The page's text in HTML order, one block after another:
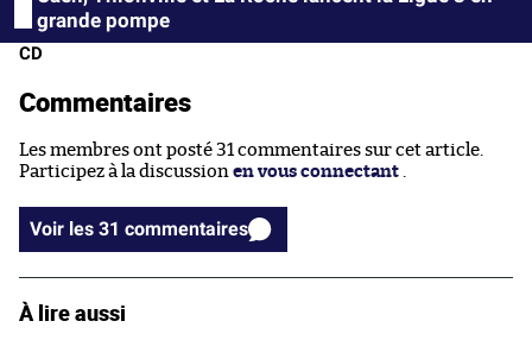
grande pompe
CD
Commentaires
Les membres ont posté 31 commentaires sur cet article.
Participez à la discussion en vous connectant
Voir les 31 commentaires
À lire aussi